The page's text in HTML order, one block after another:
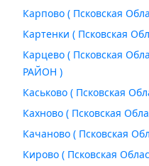
Карпово ( Псковская
Картенки ( Псковская
Карцево ( Псковская
РАЙОН )
Каськово ( Псковская
Кахново ( Псковская
Качаново ( Псковская
Кирово ( Псковская